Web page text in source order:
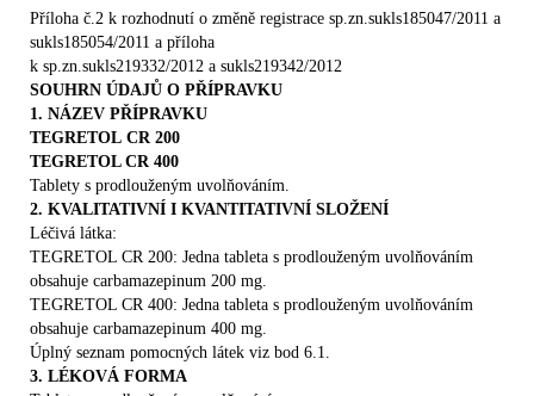
proti padoucnici), ale vzhledem k jeho
mechanismu účinku může být používán i u jiných onemocnění
Tegretol CR se používá k léčbě určitých typů záchvatů (epilepsie -
padoucnice). Tegretol CR je užíván u
některých neurologických onemocnění (např. při bolestech v obličeji
nazývaných neuralgie trojklanného
nervu) a k léčbě určitých duševních onemocnění s poruchou
pocitového ladění (u onemocnění nazvaného
mánie, afektivní bipolární poruchy a u určitého typu deprese -
chorobně pokleslé nálady).
nesmí být užíván pro běžnou bolest hlavy nebo jiné bolestivé stavy.
Tegretol CR je možné také užívat při
odvykací léčbě syndromu odnětí alkoholu.
Epilepsie je porucha charakterizovaná opakovanými záchvaty. K
těmto záchvatům dochází, jestliže
impulzy z mozku nejsou správně předávány po nervových drahách ke
Příloha č.2 k rozhodnutí o změně registrace sp.zn.sukls185047/2011 a
sukls185054/2011 a příloha
k sp.zn.sukls219332/2012 a sukls219342/2012
SOUHRN ÚDAJŮ O PŘÍPRAVKU
1. NÁZEV PŘÍPRAVKU
TEGRETOL CR 200
TEGRETOL CR 400
Tablety s prodlouženým uvolňováním.
2. KVALITATIVNÍ I KVANTITATIVNÍ SLOŽENÍ
Léčivá látka:
TEGRETOL CR 200: Jedna tableta s prodlouženým uvolňováním
obsahuje carbamazepinum 200 mg.
TEGRETOL CR 400: Jedna tableta s prodlouženým uvolňováním
obsahuje carbamazepinum 400 mg.
Úplný seznam pomocných látek viz bod 6.1.
3. LÉKOVÁ FORMA